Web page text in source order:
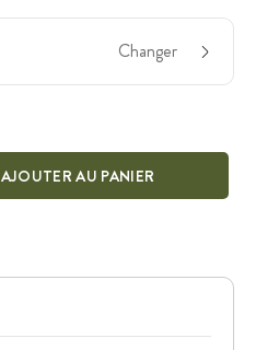
Changer
AJOUTER AU PANIER